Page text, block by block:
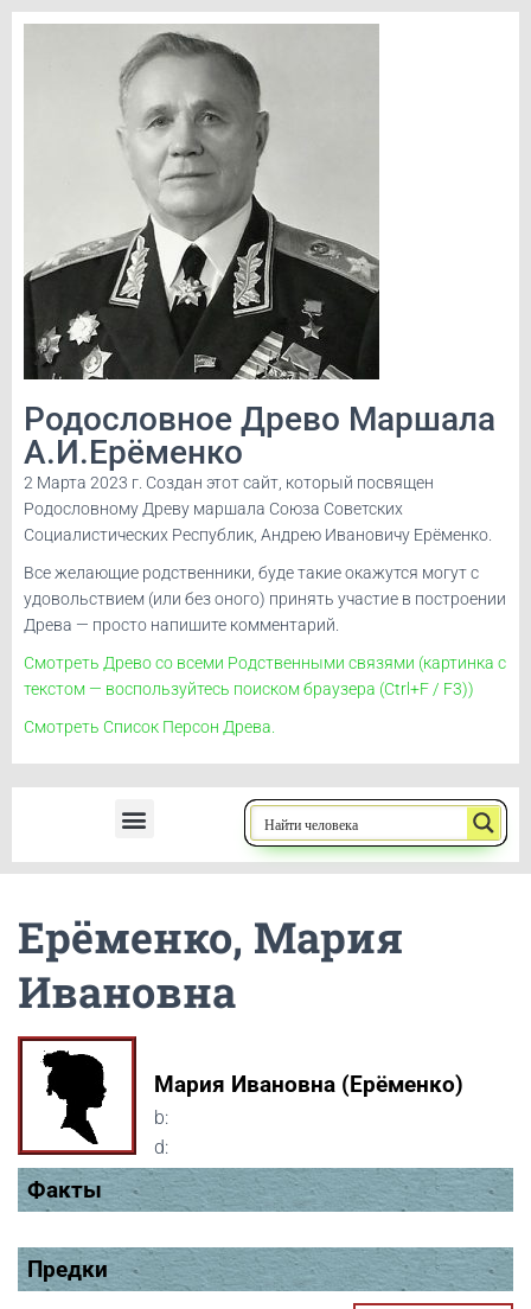
Родословное Древо Маршала
А.И.Ерёменко
2 Марта 2023 г. Создан этот сайт, который посвящен
Родословному Древу маршала Союза Советских
Социалистических Республик, Андрею Ивановичу Ерёменко.
Все желающие родственники, буде такие окажутся могут с
удовольствием (или без оного) принять участие в построении
Древа — просто напишите комментарий.
Смотреть Древо со всеми Родственными связями (картинка с
текстом — воспользуйтесь поиском браузера (Ctrl+F / F3))
Смотреть Список Персон Древа.
Ерёменко, Мария
Ивановна
Мария Ивановна (Ерёменко)
b:
d:
Факты
Предки